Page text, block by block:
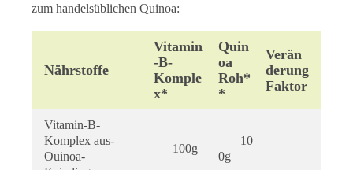
zum handelsüblichen Quinoa:
Nährstoffe
Vitamin
-B-
Komple
X*
Quin
Oa
Roh*
*
Verän
Derung
Faktor
Vitamin-B-
Komplex aus-
Ouinoa-
100g
10
0g